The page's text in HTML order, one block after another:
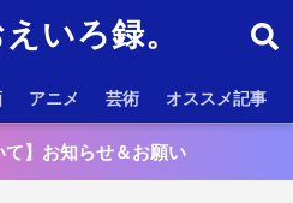
いろ録。
アニメ 芸術 オススメ記事
て】お知らせ＆お願い